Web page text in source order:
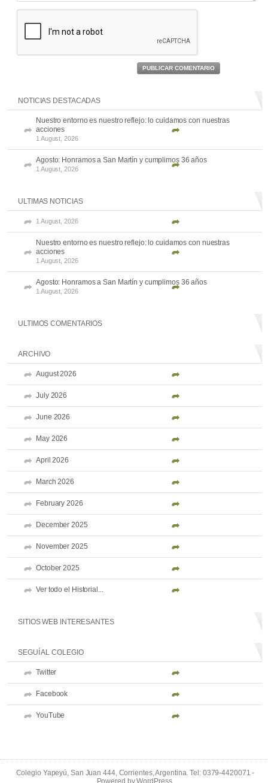
PUBLICAR COMENTARIO
NOTICIAS DESTACADAS
Nuestro entorno es nuestro reflejo: lo cuidamos con nuestras
acciones
1 August, 2026
Agosto: Honramos a San Martín y cumplimos 36 años
1 August, 2026
ULTIMAS NOTICIAS
1 August, 2026
Nuestro entorno es nuestro reflejo: lo cuidamos con nuestras
acciones
1 August, 2026
Agosto: Honramos a San Martín y cumplimos 36 años
1 August, 2026
ULTIMOS COMENTARIOS
ARCHIVO
August 2026
July 2026
June 2026
May 2026
April 2026
March 2026
February 2026
December 2025
November 2025
October 2025
Ver todo el Historial...
SITIOS WEB INTERESANTES
SEGUÍ AL COLEGIO
Twitter
Facebook
YouTube
Colegio Yapeyú, San Juan 444, Corrientes, Argentina. Tel: 0379-4420071 -
Powered byWordPress.